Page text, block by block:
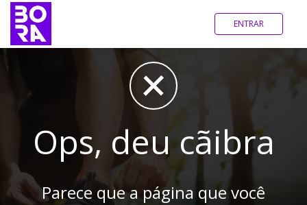
ENTRAR
Ops, deu cãibra
Parece que a página que você